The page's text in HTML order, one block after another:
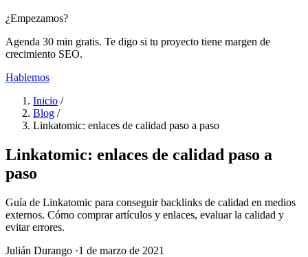
¿Empezamos?
Agenda 30 min gratis. Te digo si tu proyecto tiene margen de
crecimiento SEO.
Hablemos
Inicio /
Blog /
Linkatomic: enlaces de calidad paso a paso
Linkatomic: enlaces de calidad paso a
paso
Guía de Linkatomic para conseguir backlinks de calidad en medios
externos. Cómo comprar artículos y enlaces, evaluar la calidad y
evitar errores.
Julián Durango ·1 de marzo de 2021